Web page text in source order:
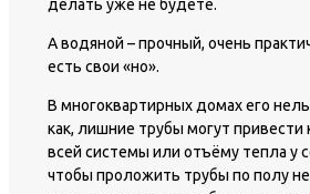
делать уже не будете.
А водяной – прочный, очень
есть свои «но».
В многоквартирных домах его
как, лишние трубы могут привести
всей системы или отъёму тепла у
чтобы проложить трубы по полу